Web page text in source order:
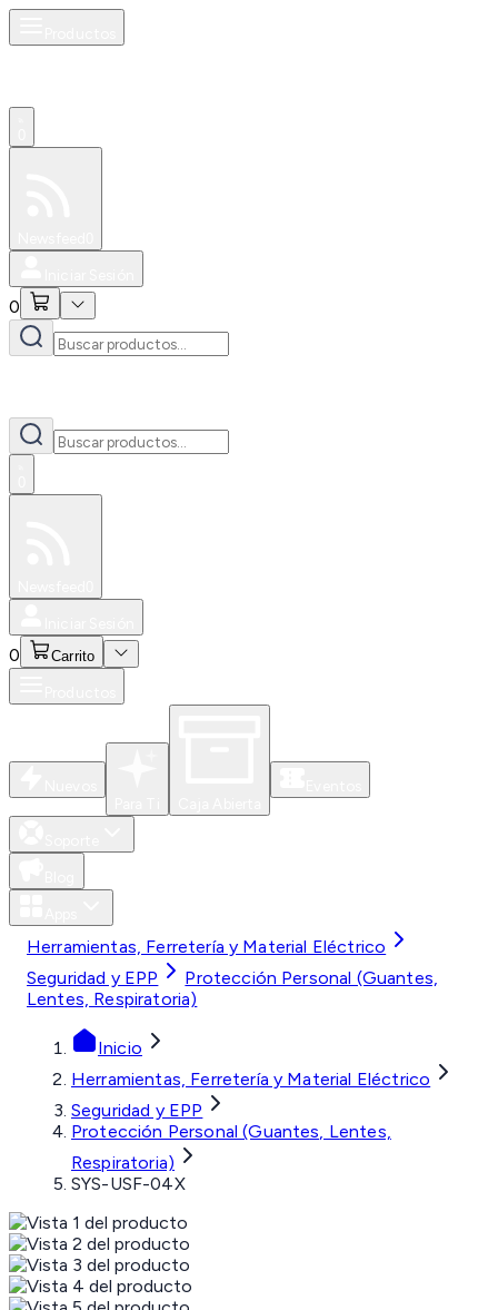
0
0 Carrito
Herramientas, Ferretería y Material Eléctrico
Seguridad y EPP
Protección Personal (Guantes,
Lentes, Respiratoria)
Inicio
Herramientas, Ferretería y Material Eléctrico
Seguridad y EPP
Protección Personal (Guantes, Lentes,
Respiratoria)
SYS-USF-04X